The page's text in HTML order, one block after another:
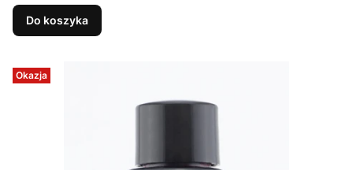
Do koszyka
Okazja